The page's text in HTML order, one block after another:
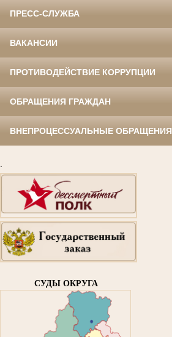
ПРЕСС-СЛУЖБА
ВАКАНСИИ
ПРОТИВОДЕЙСТВИЕ КОРРУПЦИИ
ОБРАЩЕНИЯ ГРАЖДАН
ВНЕПРОЦЕССУАЛЬНЫЕ ОБРАЩЕНИЯ
СУДЫ ОКРУГА